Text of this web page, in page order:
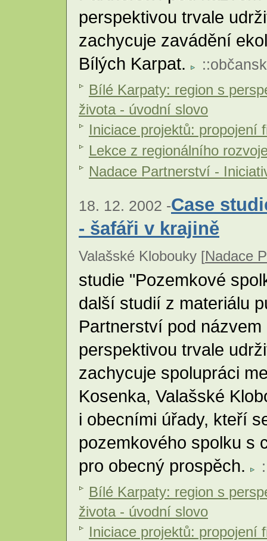
perspektivou trvale
zachycuje zavádění
Bílých Karpat.
::
Bílé Karpaty: region s
života - úvodní slovo
Iniciace projektů: propojení
Lekce z regionálního
Nadace Partnerství -
18. 12. 2002 -Case
- šafáři v krajině
Valašské Klobouky [Nadace
studie "Pozemkové
další studií z materiálu
Partnerství pod
perspektivou trvale
zachycuje spolupráci
Kosenka, Valašské
i obecními úřady, kteří
pozemkového spolku s
pro obecný prospěch.
Bílé Karpaty: region s
života - úvodní slovo
Iniciace projektů: propojení